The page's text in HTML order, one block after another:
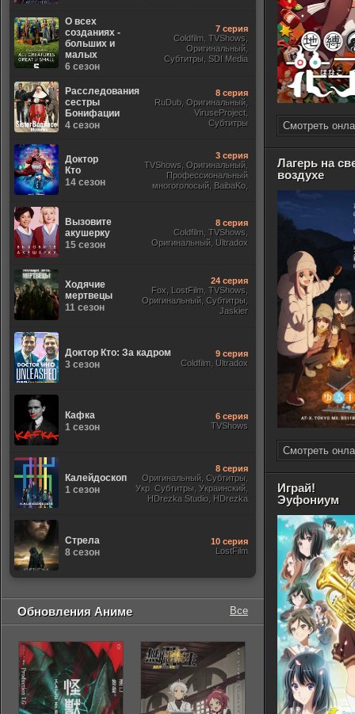
Смотреть
Лагерь на
воздухе
Смотреть
Играй!
Эуфониум
О всех
созданиях -
больших и
малых
6 сезон
7 серия
Coldfilm, TVShows,
Оригинальный,
Субтитры, SDI Media
Расследования
сестры
Бонифации
4 сезон
8 серия
RuDub, Оригинальный,
ViruseProject,
Субтитры
Доктор
Кто
14 сезон
3 серия
TVShows, Оригинальный,
Профессиональный
многоголосый, BaibaKo,
Вызовите
акушерку
15 сезон
8 серия
Coldfilm, TVShows,
Оригинальный, Ultradox
Ходячие
мертвецы
11 сезон
24 серия
Fox, LostFilm, TVShows,
Оригинальный, Субтитры,
Jaskier
Доктор Кто: За кадром
3 сезон
9 серия
Coldfilm, Ultradox
Кафка
1 сезон
6 серия
TVShows
Калейдоскоп
1 сезон
8 серия
Оригинальный, Субтитры,
Укр. Субтитры, Украинский,
HDrezka Studio, HDrezka
Стрела
8 сезон
10 серия
LostFilm
Обновления Аниме Все